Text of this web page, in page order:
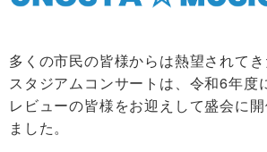
多くの市民の皆様からは熱望されて
スタジアムコンサートは、令和6年
レビューの皆様をお迎えして盛会に
ました。